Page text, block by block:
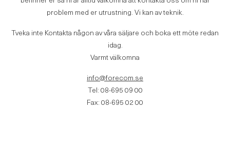
problem med er utrustning. Vi kan av teknik.
Tveka inte Kontakta någon av våra säljare och boka ett möte redan
idag.
Varmt välkomna
info@forecom.se
Tel: 08-695 09 00
Fax: 08-695 02 00